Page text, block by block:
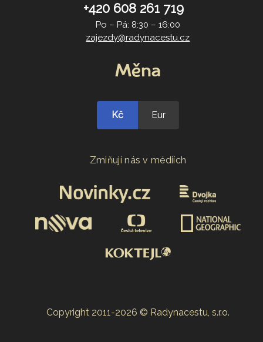
+420 608 261 719
Po – Pá: 8:30 – 16:00
zajezdy@radynacestu.cz
Měna
Kč Eur
Zmiňují nás v médiích
Copyright 2011-2026 © Radynacestu, s.r.o.